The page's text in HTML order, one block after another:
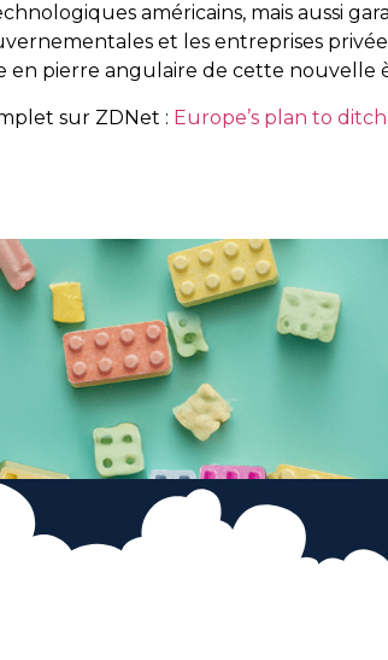
américains, mais aussi
et les entreprises
en pierre angulaire de cette
sur ZDNet : Europe’s plan to